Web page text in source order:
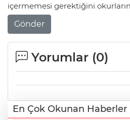
içermemesi gerektiğini
Gönder
Yorumlar (0)
En Çok Okunan Haberler